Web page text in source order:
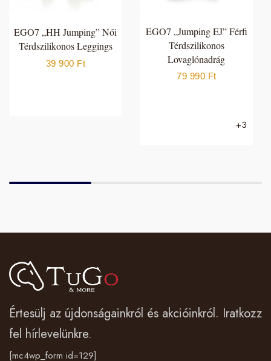
EGO7 „HH Jumping” Női
Térdszilikonos Leggings
39 900 Ft
EGO7 „Jumping EJ” Férfi
Térdszilikonos
Lovaglónadrág
79 990 Ft
+3
Értesülj az újdonságainkról és akcióinkról. Iratkozz
fel hírlevelünkre.
[mc4wp_form id=129]